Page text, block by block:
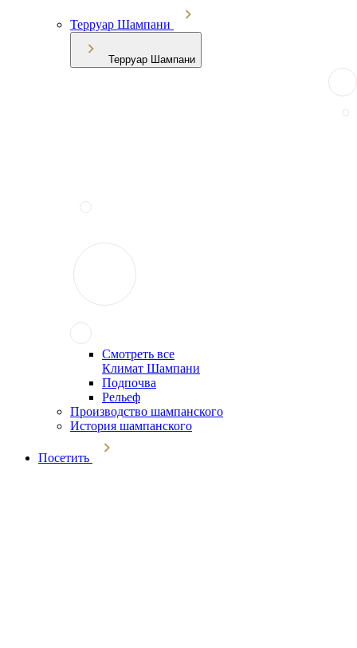
Терруар Шампани
Терруар Шампани
Смотреть все
Климат Шампани
Подпочва
Рельеф
Производство шампанского
История шампанского
Посетить